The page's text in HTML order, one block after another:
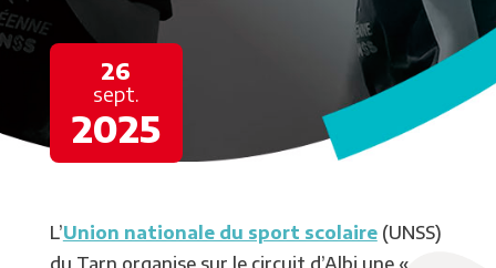
26
sept.
2025
L’Union nationale du sport scolaire(UNSS)
du Tarn organise sur le circuit d’Albi une «